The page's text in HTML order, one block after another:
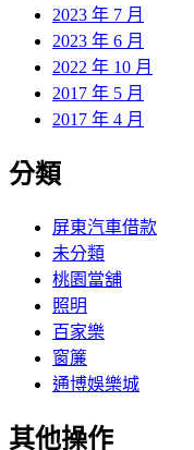
2023 年 7 月
2023 年 6 月
2022 年 10 月
2017 年 5 月
2017 年 4 月
分類
屏東汽車借款
未分類
桃園當舖
照明
百家樂
窗簾
通博娛樂城
其他操作